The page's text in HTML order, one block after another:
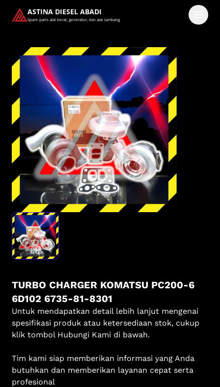
ASTINA DIESEL ABADI
Spare-parts alat berat, generator, dan alat tambang
Masuk
Pilih methode masuk
Lanjutkan dengan Google
Dengan melanjutkan, kamu telah membaca dan setuju
denganKetentuan LayanandanKebijakan Privasi kami.
TURBO CHARGER KOMATSU PC200-6
6D102 6735-81-8301
Untuk mendapatkan detail lebih lanjut mengenai
spesifikasi produk atau ketersediaan stok, cukup
klik tombol Hubungi Kami di bawah.
Tim kami siap memberikan informasi yang Anda
butuhkan dan memberikan layanan cepat serta
profesional